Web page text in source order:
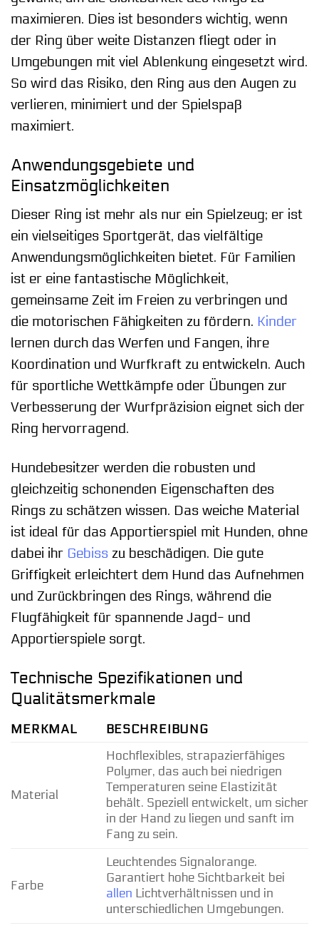
maximieren. Dies ist besonders wichtig, wenn
der Ring über weite Distanzen fliegt oder in
Umgebungen mit viel Ablenkung eingesetzt wird.
So wird das Risiko, den Ring aus den Augen zu
verlieren, minimiert und der Spielspaß
maximiert.
Anwendungsgebiete und
Einsatzmöglichkeiten
Dieser Ring ist mehr als nur ein Spielzeug; er ist
ein vielseitiges Sportgerät, das vielfältige
Anwendungsmöglichkeiten bietet. Für Familien
ist er eine fantastische Möglichkeit,
gemeinsame Zeit im Freien zu verbringen und
die motorischen Fähigkeiten zu fördern. Kinder
lernen durch das Werfen und Fangen, ihre
Koordination und Wurfkraft zu entwickeln. Auch
für sportliche Wettkämpfe oder Übungen zur
Verbesserung der Wurfpräzision eignet sich der
Ring hervorragend.
Hundebesitzer werden die robusten und
gleichzeitig schonenden Eigenschaften des
Rings zu schätzen wissen. Das weiche Material
ist ideal für das Apportierspiel mit Hunden, ohne
dabei ihr Gebiss zu beschädigen. Die gute
Griffigkeit erleichtert dem Hund das Aufnehmen
und Zurückbringen des Rings, während die
Flugfähigkeit für spannende Jagd- und
Apportierspiele sorgt.
Technische Spezifikationen und
Qualitätsmerkmale
MERKMAL BESCHREIBUNG
Material
Hochflexibles, strapazierfähiges
Polymer, das auch bei niedrigen
Temperaturen seine Elastizität
behält. Speziell entwickelt, um sicher
in der Hand zu liegen und sanft im
Fang zu sein.
Farbe
Leuchtendes Signalorange.
Garantiert hohe Sichtbarkeit bei
allen Lichtverhältnissen und in
unterschiedlichen Umgebungen.